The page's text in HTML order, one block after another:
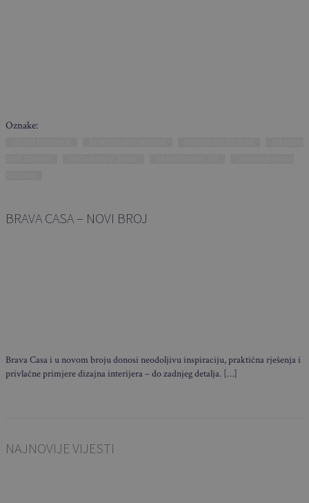
Oznake:
BRAVA CASA – NOVI BROJ
Brava Casa i u novom broju donosi neodoljivu inspiraciju, praktična rješenja i
privlačne primjere dizajna interijera – do zadnjeg detalja. […]
NAJNOVIJE VIJESTI